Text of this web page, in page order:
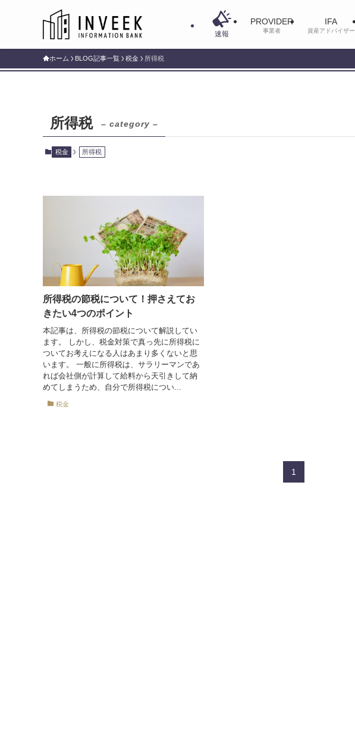
速報
PROVIDER
事業者
IFA
資産アドバイザー
ホーム BLOG記事一覧 税金 所得税
所得税 – category –
税金 所得税
所得税の節税について！押さえてお
きたい4つのポイント
本記事は、所得税の節税について解説してい
ます。 しかし、税金対策で真っ先に所得税に
ついてお考えになる人はあまり多くないと思
います。 一般に所得税は、サラリーマンであ
れば会社側が計算して給料から天引きして納
めてしまうため、自分で所得税につい...
税金
1